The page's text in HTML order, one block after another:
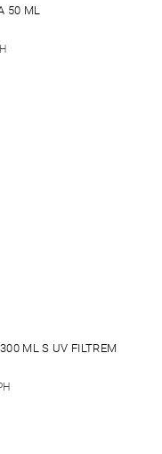
50 ML
ML S UV FILTREM